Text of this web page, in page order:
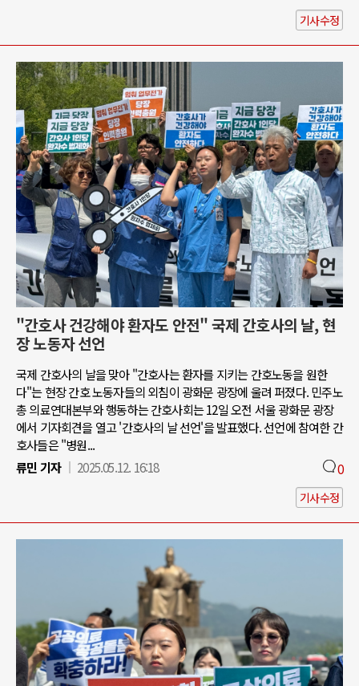
기사수정
"간호사 건강해야 환자도 안전" 국제 간호사의 날, 현
장 노동자 선언
국제 간호사의 날을 맞아 "간호사는 환자를 지키는 간호노동을 원한
다"는 현장 간호 노동자들의 외침이 광화문 광장에 울려 퍼졌다. 민주노
총 의료연대본부와 행동하는 간호사회는 12일 오전 서울 광화문 광장
에서 기자회견을 열고 '간호사의 날 선언'을 발표했다. 선언에 참여한 간
호사들은 "병원...
류민 기자
2025.05.12. 16:18 0
기사수정